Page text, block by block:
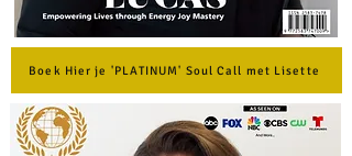
Boek Hier je 'PLATINUM' Soul Call met Lisette